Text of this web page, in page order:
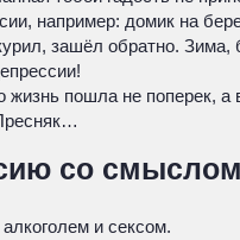
например: домик на
зашёл обратно. Зима,
жизнь пошла не поперек,
со смыслом
и сексом.